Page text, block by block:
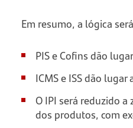
Em resumo, a lógica
PIS e Cofins dão
ICMS e ISS dão lugar
O IPI será reduzido
dos produtos, com